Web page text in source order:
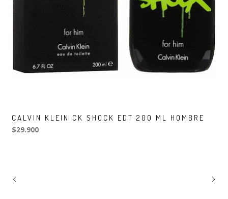
CALVIN KLEIN CK SHOCK EDT 200 ML HOMBRE
$29.900